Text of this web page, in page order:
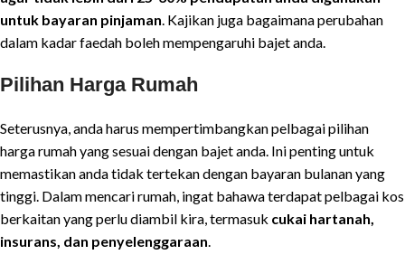
untuk bayaran pinjaman . Kajikan juga bagaimana perubahan
dalam kadar faedah boleh mempengaruhi bajet anda.
Pilihan Harga Rumah
Seterusnya, anda harus mempertimbangkan pelbagai pilihan
harga rumah yang sesuai dengan bajet anda. Ini penting untuk
memastikan anda tidak tertekan dengan bayaran bulanan yang
tinggi. Dalam mencari rumah, ingat bahawa terdapat pelbagai kos
berkaitan yang perlu diambil kira, termasuk cukai hartanah,
insurans, dan penyelenggaraan